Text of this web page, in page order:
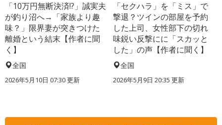
「10万円無断決済!?」誠実夫
が釣り沼へ→「家族より趣
味？」限界妻が突きつけた
離婚という結末【作者に聞
く】
全国
2026年5月10日 07:30 更新
「セクハラ」を「ミス」で
撃退？ツインの部屋を予約
した上司、女性部下の切れ
味鋭い反撃にに「スカッと
した」の声【作者に聞く】
全国
2026年5月9日 20:35 更新